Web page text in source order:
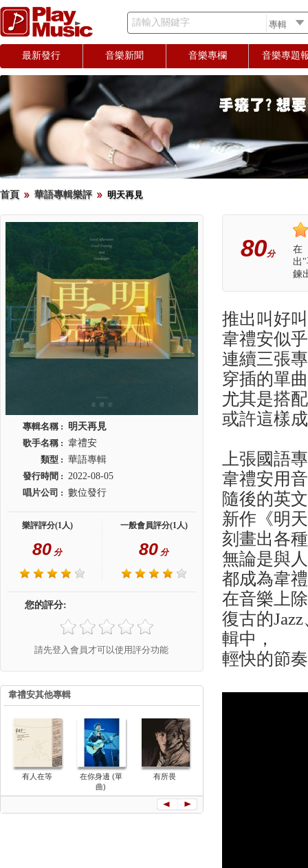
請輸入關鍵字
最新發行 音樂新聞 音樂專欄 音樂專題
首頁 華語專輯樂評 明天再見
專輯名稱 : 明天再見
歌手名稱 : 韋禮安
類型 : 華語專輯
發行時間 : 2022-08-05
唱片公司 : 數位發行
樂評評分(1人)
80 分
一般會員評分(1人)
80 分
您的評分:
請先登入會員才可以使用評分功能
韋禮安其他專輯
有人在等
在你身邊 (單
曲)
有所畏
80分
在
出
鍊
推出叫好
韋禮安似
連續三張
穿插的單
尤其是搭
或許這樣
上張國語
韋禮安用
隨後的英
新作《明
刻畫出各
無論是與
都成為韋
在音樂上
復古的
輯中，
輕快的節